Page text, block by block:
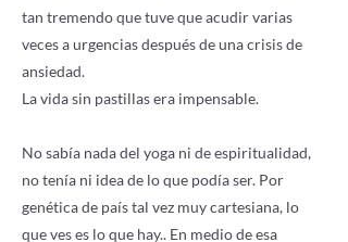
tan tremendo que tuve que acudir varias
veces a urgencias después de una crisis de
ansiedad.
La vida sin pastillas era impensable.
No sabía nada del yoga ni de espiritualidad,
no tenía ni idea de lo que podía ser. Por
genética de país tal vez muy cartesiana, lo
que ves es lo que hay.. En medio de esa